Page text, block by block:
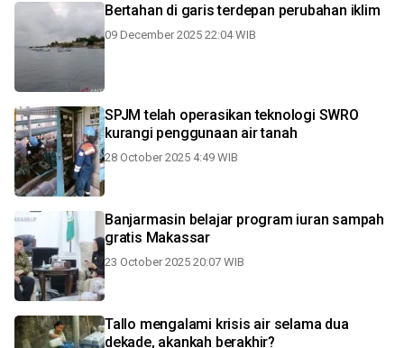
Bertahan di garis terdepan perubahan iklim
09 December 2025 22:04 WIB
SPJM telah operasikan teknologi SWRO
kurangi penggunaan air tanah
28 October 2025 4:49 WIB
Banjarmasin belajar program iuran sampah
gratis Makassar
23 October 2025 20:07 WIB
Tallo mengalami krisis air selama dua
dekade, akankah berakhir?